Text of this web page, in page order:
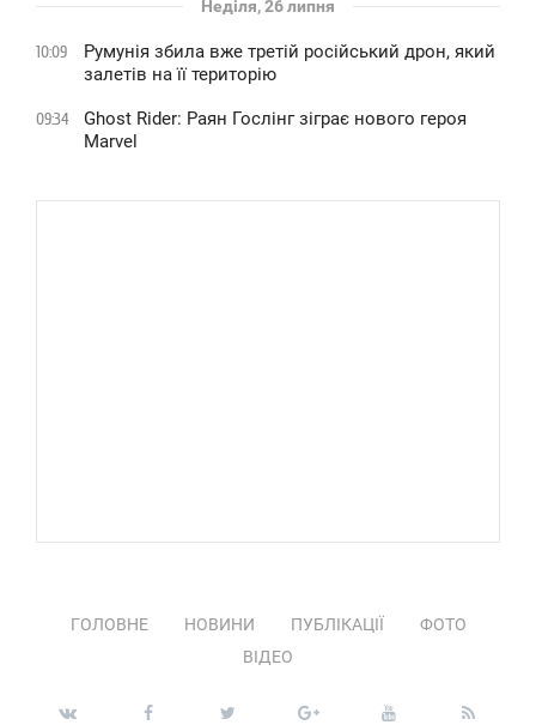
Неділя, 26 липня
10:09
Румунія збила вже третій російський дрон, який
залетів на її територію
09:34
Ghost Rider: Раян Гослінг зіграє нового героя
Marvel
ГОЛОВНЕ НОВИНИ ПУБЛІКАЦІЇ
ФОТО
ВІДЕО